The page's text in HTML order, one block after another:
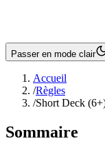
Passer en mode clair
Accueil
/Règles
/Short Deck
Sommaire